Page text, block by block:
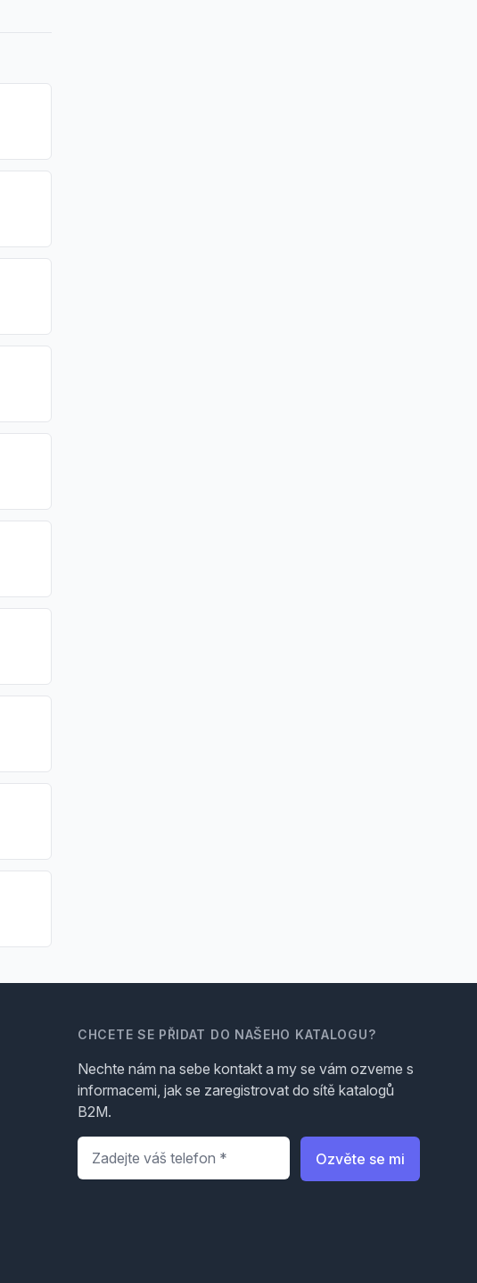
CHCETE SE PŘIDAT DO NAŠEHO KATALOGU?
Nechte nám na sebe kontakt a my se vám ozveme s
informacemi, jak se zaregistrovat do sítě katalogů
B2M.
Telefon
Ozvěte se mi